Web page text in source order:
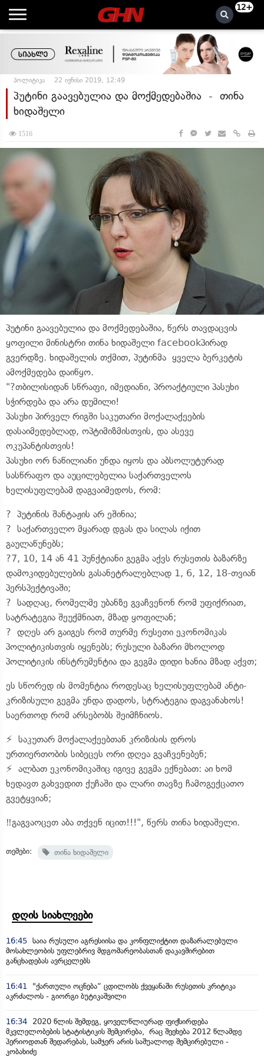
12+
პოლიტიკა 22 ივნისი 2019, 12:49
პუტინი გაავებულია და მოქმედებაშია - თინა
ხიდაშელი
1516
პუტინი გაავებულია და მოქმედებაშია, წერს თავდაცვის
ყოფილი მინისტრი თინა ხიდაშელი facebookპირად
გვერდზე. ხიდაშელის თქმით, პუტინმა ყველა ბერკეტის
ამოქმედება დაიწყო.
"?თბილისიდან სწრაფი, იმედიანი, პროაქტიული პასუხი
სჭირდება და არა დუმილი!
პასუხი პირველ რიგში საკუთარი მოქალაქეების
დასაიმედებლად, ოპტიმიზმისთვის, და ასევე
ოკუპანტისთვის!
პასუხი ორ ნაწილიანი უნდა იყოს და აბსოლუტურად
სასწრაფო და აუცილებელია საქართველოს
ხელისუფლებამ დაგვაიმედოს, რომ:
? პუტინის შანტაჟის არ ეშინია;
? საქართველო მყარად დგას და სილას იქით
გაულაწუნებს;
?7, 10, 14 ან 41 პუნქტიანი გეგმა აქვს რუსეთის ბაზარზე
დამოკიდებულების გასანეტრალებლად 1, 6, 12, 18-თვიან
პერსპექტივაში;
? სადღაც, რომელმე უბანზე გვაჩვენონ რომ უფიქრიათ,
სატრატეგია შეუქმნიათ, მზად ყოფილან;
? დღეს არ გაიგეს რომ თურმე რუსეთი ეკონომიკას
პოლიტიკისთვის იყენებს; რუსული ბაზარი მხოლოდ
პოლიტიკის ინსტრუმენტია და გეგმა დიდი ხანია მზად აქვთ;
ეს სწორედ ის მომენტია როდესაც ხელისუფლებამ ანტი-
კრიზისული გეგმა უნდა დადოს, სტრატეგია დაგვანახოს!
საერთოდ რომ არსებობს შეიმჩნიოს.
⚡️ საკუთარ მოქალაქეებთან კრიზისის დროს
ურთიერთობის სიბეცეს ორი დღეა გვაჩვენებენ;
⚡️ ალბათ ეკონომიკაშიც იგივე გეგმა ექნებათ: აი ხომ
ხედავთ გახვედით ქუჩაში და ლარი თავზე ჩამოგექცათო
გვეტყვიან;
‼️გაგვაოცეთ აბა თქვენ იცით!!!", წერს თინა ხიდაშელი.
თემები: თინა ხიდაშელი
დღის სიახლეები
16:45 საია რუსული აგრესიისა და კონფლიქტით დაზარალებული
მოსახლეობის უფლებრივ მდგომარეობასთან დაკავშირებით
განცხადებას ავრცელებს
16:41
"ქართული ოცნება“ ცდილობს ქვეყანაში რუსეთის კრიტიკა
აკრძალოს - გიორგი ბუტიკაშვილი
16:34
2020 წლის შემდეგ, ყოველწლიურად ფიქსირდება
მკვლელობების სტატისტიკის შემცირება, რაც შეეხება 2012 წლამდე
პერიოდთან შედარებას, სამჯერ არის საშუალოდ შემცირებული -
კობახიძე